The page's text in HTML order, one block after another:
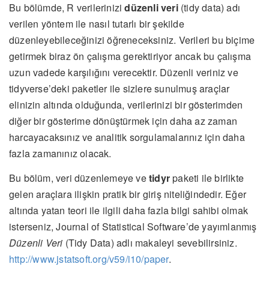
Bu bölümde, R verilerinizidüzenli veri(tidy data) adı
verilen yöntem ile nasıl tutarlı bir şekilde
düzenleyebileceğinizi öğreneceksiniz. Verileri bu biçime
getirmek biraz ön çalışma gerektiriyor ancak bu çalışma
uzun vadede karşılığını verecektir. Düzenli veriniz ve
tidyverse’deki paketler ile sizlere sunulmuş araçlar
elinizin altında olduğunda, verilerinizi bir gösterimden
diğer bir gösterime dönüştürmek için daha az zaman
harcayacaksınız ve analitik sorgulamalarınız için daha
fazla zamanınız olacak.
Bu bölüm, veri düzenlemeye vetidyrpaketi ile birlikte
gelen araçlara ilişkin pratik bir giriş niteliğindedir. Eğer
altında yatan teori ile ilgili daha fazla bilgi sahibi olmak
isterseniz, Journal of Statistical Software’de yayımlanmış
Düzenli Veri (Tidy Data) adlı makaleyi sevebilirsiniz.
http://www.jstatsoft.org/v59/i10/paper.